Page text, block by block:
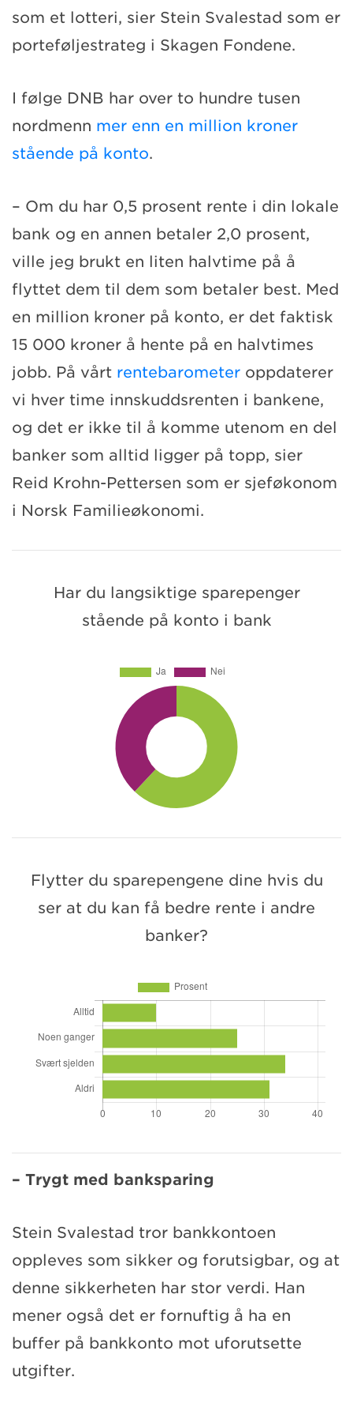
som et lotteri, sier Stein Svalestad som er
porteføljestrateg i Skagen Fondene.
I følge DNB har over to hundre tusen
nordmenn mer enn en million kroner
stående på konto.
– Om du har 0,5 prosent rente i din lokale
bank og en annen betaler 2,0 prosent,
ville jeg brukt en liten halvtime på å
flyttet dem til dem som betaler best. Med
en million kroner på konto, er det faktisk
15 000 kroner å hente på en halvtimes
jobb. På vårt rentebarometer oppdaterer
vi hver time innskuddsrenten i bankene,
og det er ikke til å komme utenom en del
banker som alltid ligger på topp, sier
Reid Krohn-Pettersen som er sjeføkonom
i Norsk Familieøkonomi.
Har du langsiktige sparepenger
stående på konto i bank
Flytter du sparepengene dine hvis du
ser at du kan få bedre rente i andre
banker?
– Trygt med banksparing
Stein Svalestad tror bankkontoen
oppleves som sikker og forutsigbar, og at
denne sikkerheten har stor verdi. Han
mener også det er fornuftig å ha en
buffer på bankkonto mot uforutsette
utgifter.